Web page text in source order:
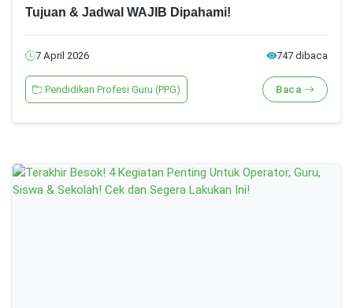
Tujuan & Jadwal WAJIB Dipahami!
7 April 2026 747 dibaca
Pendidikan Profesi Guru (PPG) Baca